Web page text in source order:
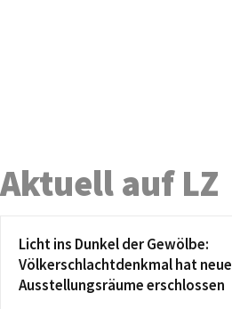
Aktuell auf LZ
Licht ins Dunkel der Gewölbe:
Völkerschlachtdenkmal hat neue
Ausstellungsräume erschlossen